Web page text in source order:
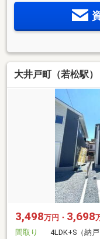
大井戸町（若松駅
3,498万円・ 3,698
間取り
4LDK+S（納戸